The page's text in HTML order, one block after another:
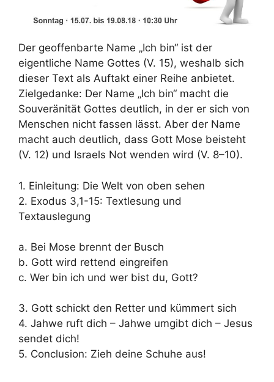
Der geoffenbarte Name „Ich bin“ ist der
eigentliche Name Gottes (V. 15), weshalb sich
dieser Text als Auftakt einer Reihe anbietet.
Zielgedanke: Der Name „Ich bin“ macht die
Souveränität Gottes deutlich, in der er sich von
Menschen nicht fassen lässt. Aber der Name
macht auch deutlich, dass Gott Mose beisteht
(V. 12) und Israels Not wenden wird (V. 8–10).
1. Einleitung: Die Welt von oben sehen
2. Exodus 3,1-15: Textlesung und
Textauslegung
a. Bei Mose brennt der Busch
b. Gott wird rettend eingreifen
c. Wer bin ich und wer bist du, Gott?
3. Gott schickt den Retter und kümmert sich
4. Jahwe ruft dich – Jahwe umgibt dich – Jesus
sendet dich!
5. Conclusion: Zieh deine Schuhe aus!